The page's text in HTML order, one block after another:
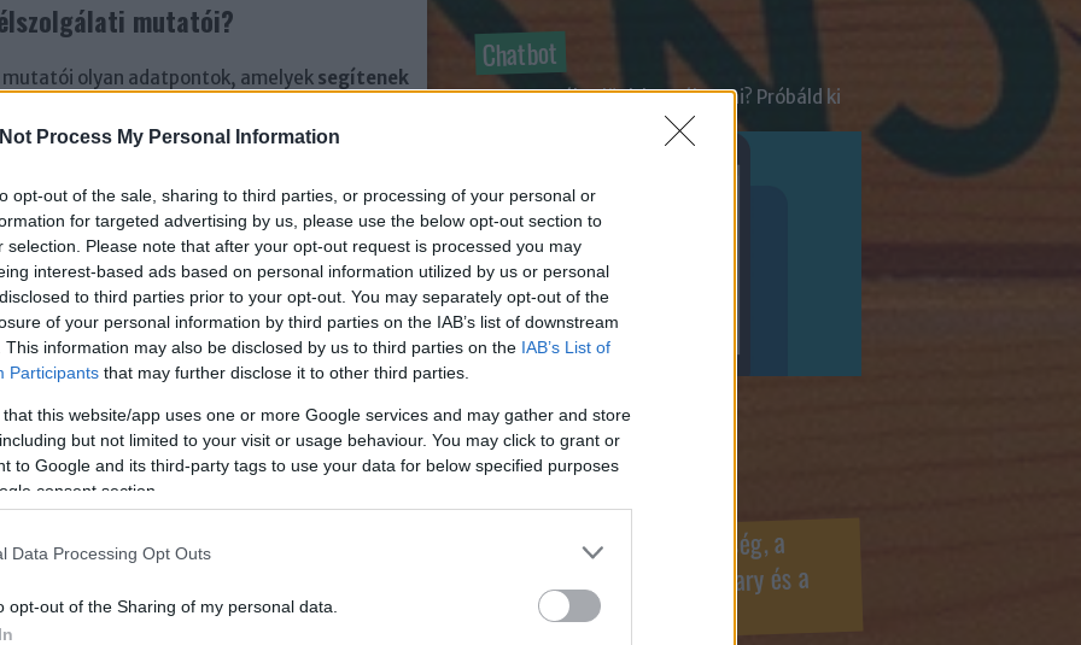
Process My Personal Information
opt-out of the sale, sharing to third parties, or processing of your personal or
for targeted advertising by us, please use the below opt-out section to
selection. Please note that after your opt-out request is processed you may
interest-based ads based on personal information utilized by us or personal
to third parties prior to your opt-out. You may separately opt-out of the
of your personal information by third parties on the IAB’s list of downstream
This information may also be disclosed by us to third parties on the IAB’s List of
Participants that may further disclose it to other third parties.
that this website/app uses one or more Google services and may gather and store
but not limited to your visit or usage behaviour. You may click to grant or
to Google and its third-party tags to use your data for below specified purposes
consent section.
Data Processing Opt Outs
opt-out of the Sharing of my personal data.
mutatói?
olyan adatpontok, amelyek segítenek
erőfeszítések mennyire elégítik ki az
feltárják, hogy a közösségi médiában aktív
van még lehetőség a fejlődésre, és milyen
pótlásához. A közösségi ügyfélszolgálati
sebesség és hatékonyság, volumen
a teljes ügyfélélménybe hogyan
ügyfeleink?
a közösségi oldalunkon nyújtott
más csatornákhoz?
kérdései?
ügyfeleink?
megtaláljuk a válaszokat ezekre a
ügyfélszolgálati tevékenységünket,
szabva ésakár fel is gyorsíthatjuk a
segítségével.
Chatbot
Szeretnél velünk beszélgetni? Próbáld ki
Messenger Chatbotunkat!
Facebook oldaldoboz
Magyar Marketing Szövetség, a
KREATÍV, az Internet Hungary és a
turizmus szakma díjai